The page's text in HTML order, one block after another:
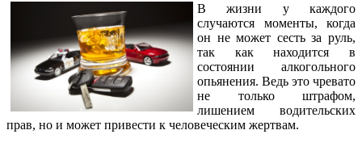
В жизни у каждого
случаются моменты, когда
он не может сесть за руль,
так как находится в
состоянии алкогольного
опьянения. Ведь это чревато
не только штрафом,
лишением водительских
прав, но и может привести к человеческим жертвам.